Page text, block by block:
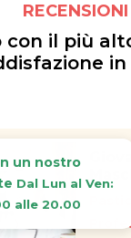
RECENSIONI
con il più
un nostro
Dal Lun al Ven:
alle 20.00